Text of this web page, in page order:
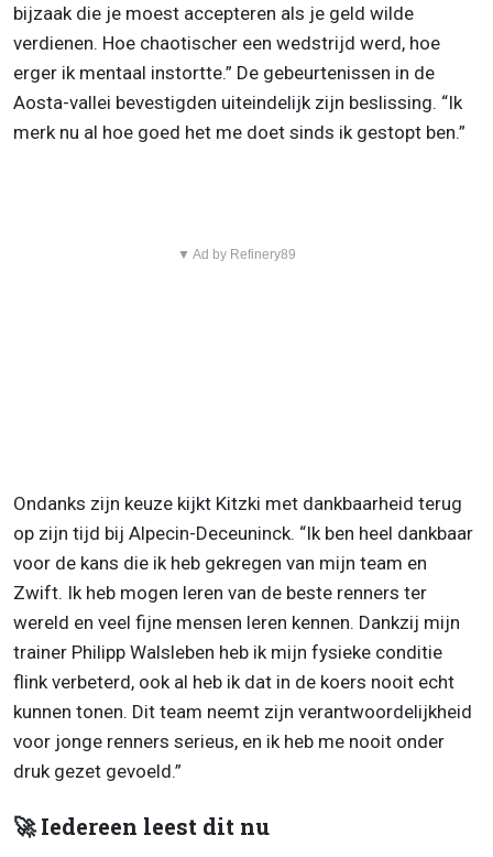
bijzaak die je moest accepteren als je geld wilde
verdienen. Hoe chaotischer een wedstrijd werd, hoe
erger ik mentaal instortte.” De gebeurtenissen in de
Aosta-vallei bevestigden uiteindelijk zijn beslissing. “Ik
merk nu al hoe goed het me doet sinds ik gestopt ben.”
▼ Ad by Refinery89
Ondanks zijn keuze kijkt Kitzki met dankbaarheid terug
op zijn tijd bij Alpecin-Deceuninck. “Ik ben heel dankbaar
voor de kans die ik heb gekregen van mijn team en
Zwift. Ik heb mogen leren van de beste renners ter
wereld en veel fijne mensen leren kennen. Dankzij mijn
trainer Philipp Walsleben heb ik mijn fysieke conditie
flink verbeterd, ook al heb ik dat in de koers nooit echt
kunnen tonen. Dit team neemt zijn verantwoordelijkheid
voor jonge renners serieus, en ik heb me nooit onder
druk gezet gevoeld.”
🚀 Iedereen leest dit nu